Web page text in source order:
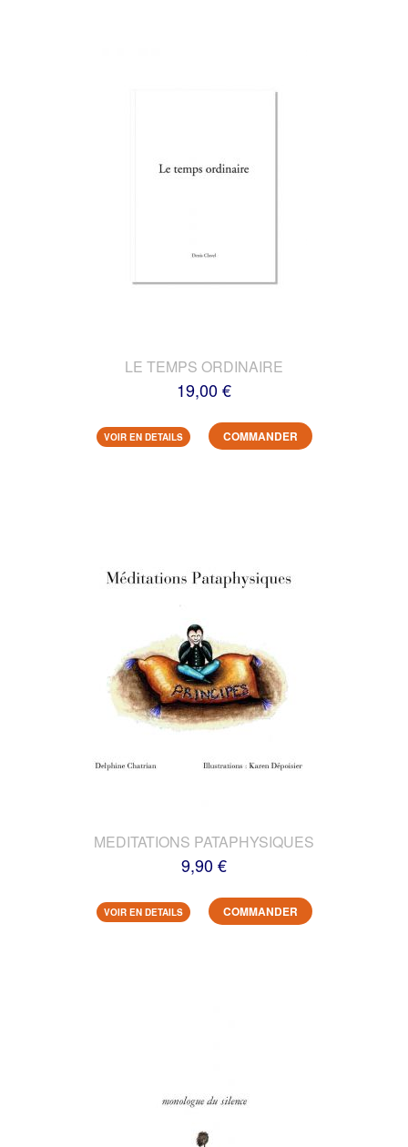
LE TEMPS ORDINAIRE
19,00 €
VOIR EN DETAILS COMMANDER
MEDITATIONS PATAPHYSIQUES
9,90 €
VOIR EN DETAILS COMMANDER